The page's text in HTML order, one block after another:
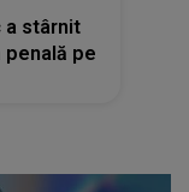
a stârnit
penală pe